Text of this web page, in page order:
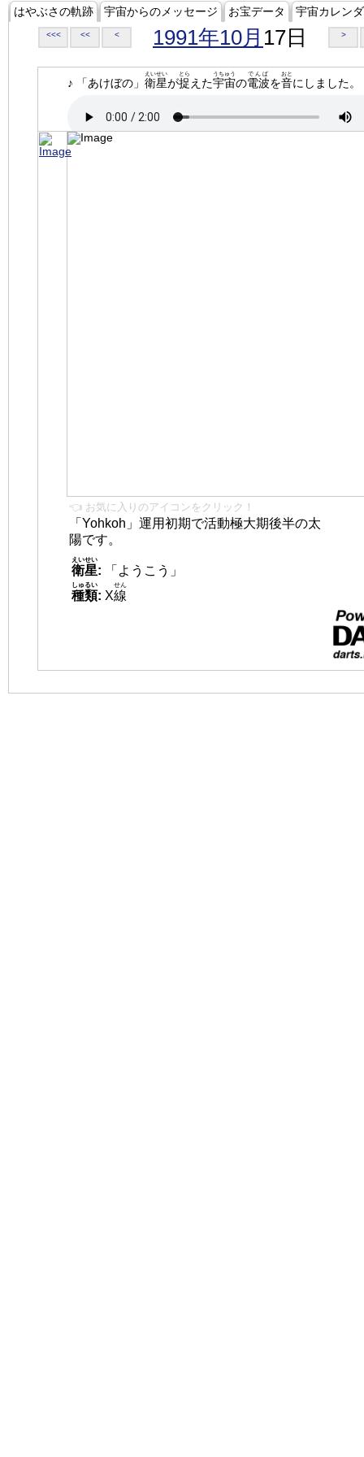
はやぶさの軌跡 宇宙からのメッセージ お宝データ 宇宙カレン
<<< << < 1991年10月 17日 >
♪ 「あけぼの」 衛星
えいせい
が捉
とら
えた宇宙
うちゅう
の電波
でんぱ
を音
おと
にしました。
👈 お気に入りのアイコンをクリック！
「Yohkoh」運用初期で活動極大期後半の太
陽です。
衛星
えいせい
:
「ようこう」
種類
しゅるい
: X線
せん